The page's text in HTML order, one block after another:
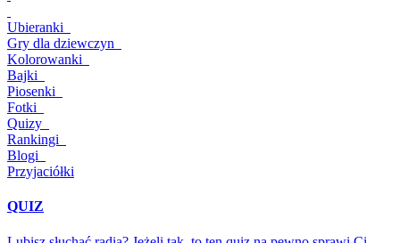
Ubieranki
Gry dla dziewczyn
Kolorowanki
Bajki
Piosenki
Fotki
Quizy
Rankingi
Blogi
Przyjaciółki
QUIZ